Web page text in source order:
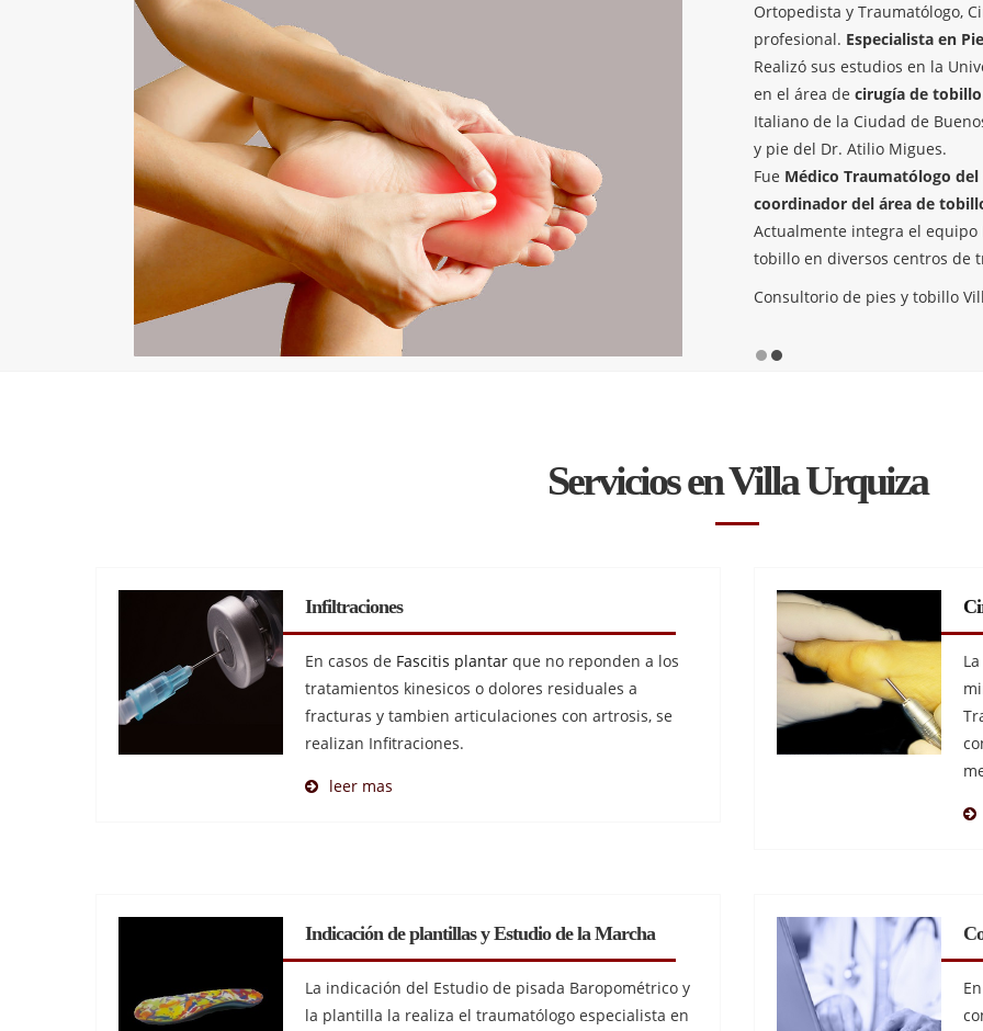
Atención coherente y
conseguir un diagnótico
prevenir el avance de
desplazamiento o no de las
medio de una cirugia,
ortopédicos
El traumatólogo atiende en el
generan durante la practica
tendininosas y los desgarros
pie y del Tobillo.
Servicios en Villa Urquiza
Infiltraciones
En casos de Fascitis plantar que no reponden a los
tratamientos kinesicos o dolores residuales a
fracturas y tambien articulaciones con artrosis, se
realizan Infitraciones.
leer mas
Indicación de plantillas y Estudio de la Marcha
La indicación del Estudio de pisada Baropométrico y
la plantilla la realiza el traumatólogo especialista en